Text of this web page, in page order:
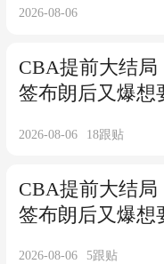
2026-08-06
CBA提前大结局
签布朗后又爆想
2026-08-06 18跟贴
CBA提前大结局
签布朗后又爆想
2026-08-06 5跟贴